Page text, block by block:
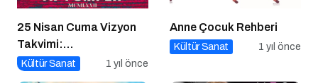
25 Nisan Cuma Vizyon
Takvimi:
Sinemaseverleri
Kültür Sanat 1 yıl önce
Anne Çocuk Rehberi
Kültür Sanat 1 yıl önce